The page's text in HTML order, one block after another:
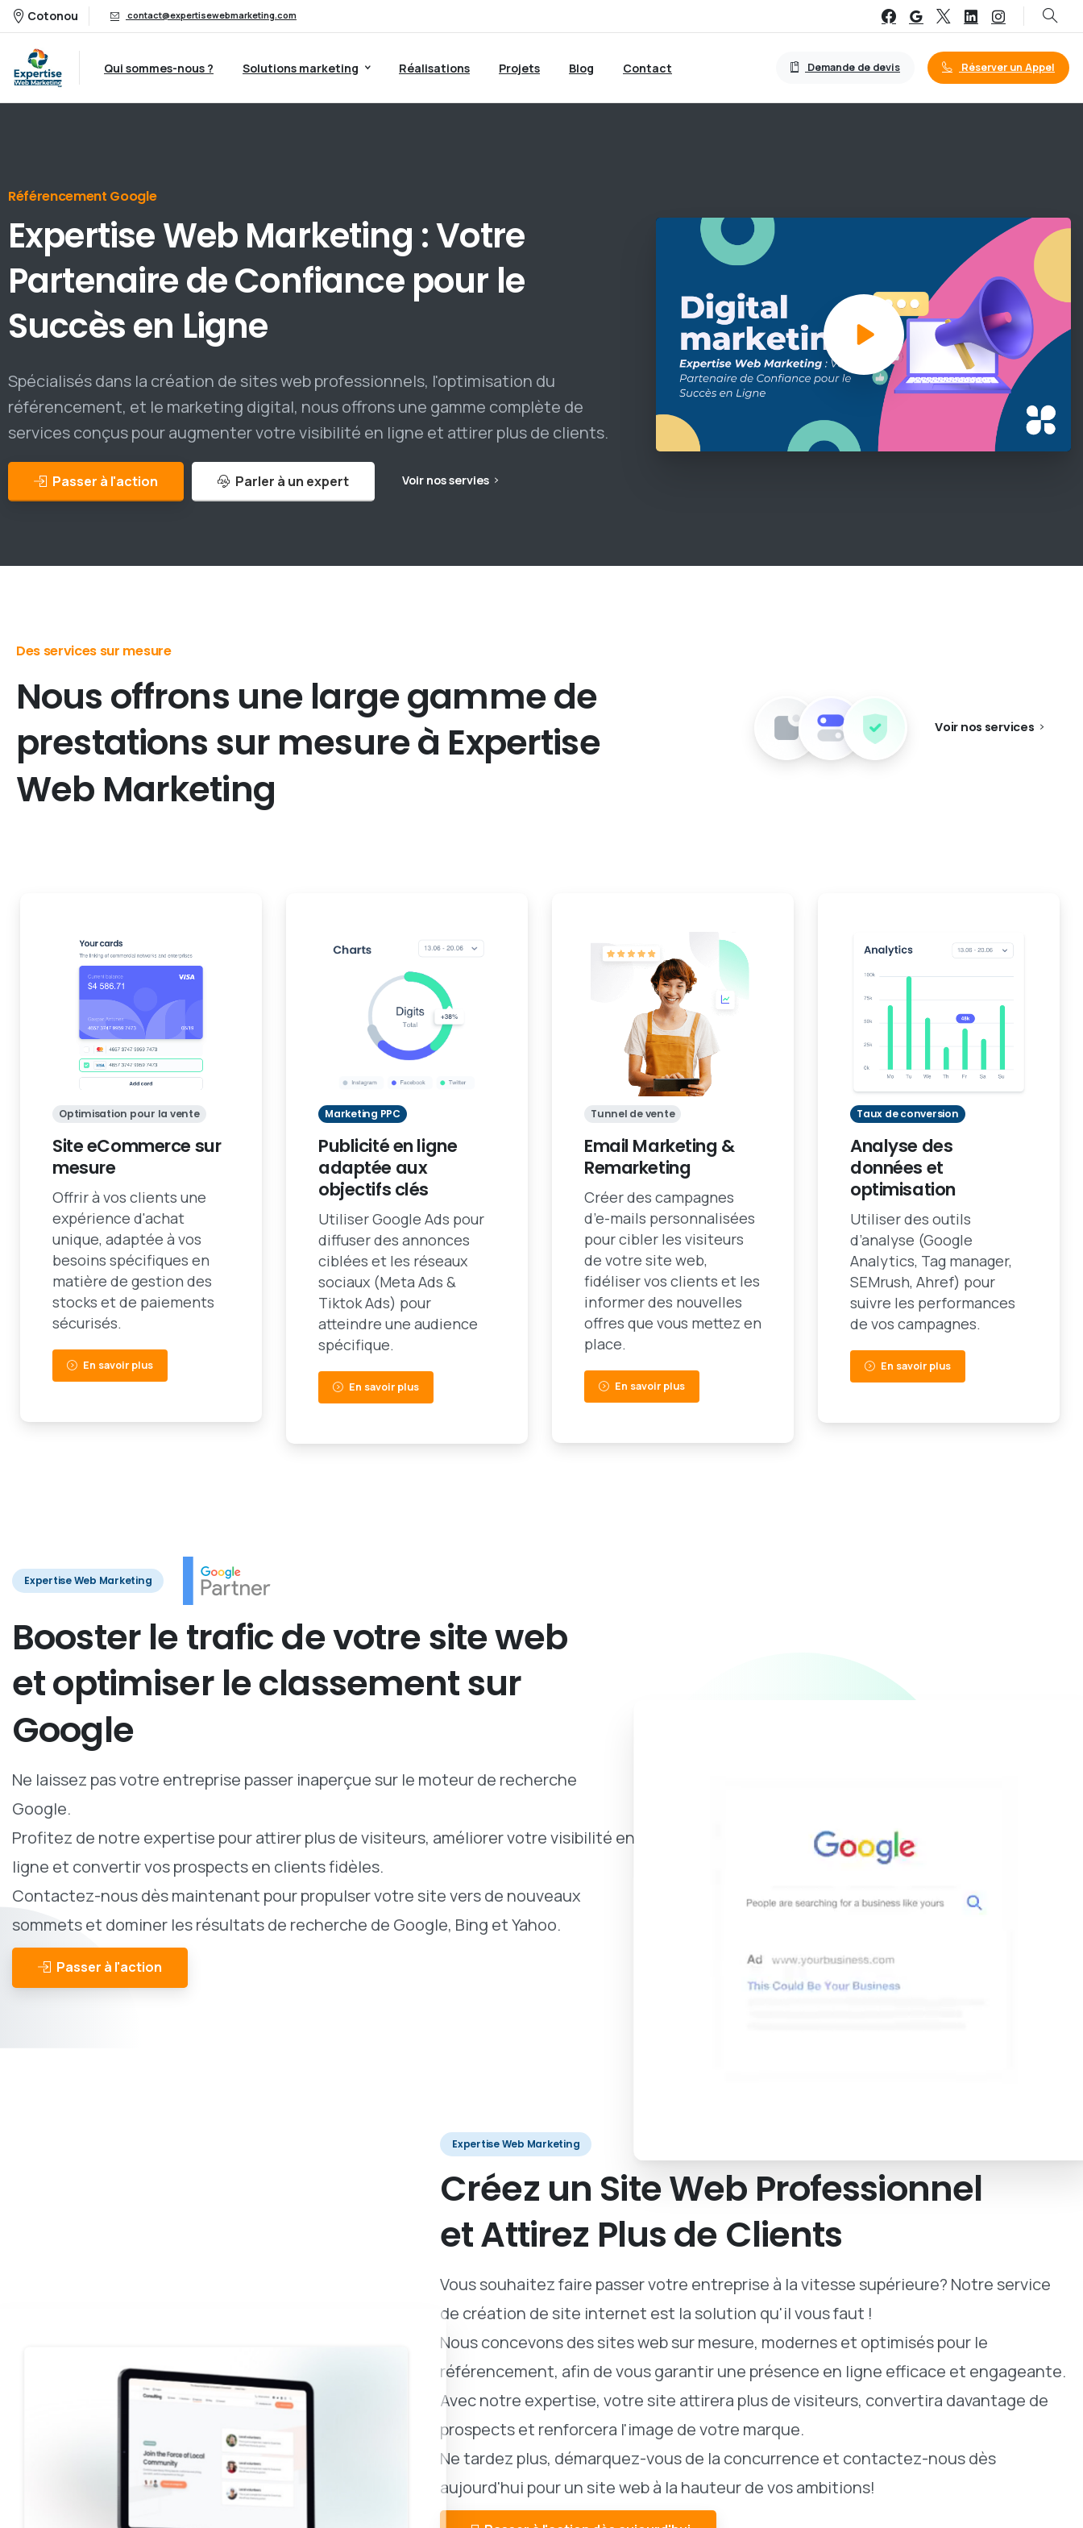
Cotonou contact@expertisewebmarketing.com
Qui sommes-nous ? Solutions marketing Réalisations Projets Blog Contact Demande de devis Réserver un Appel
Référencement Google
ExpertiseWeb Marketing :Votre
PartenairedeConfiance pour le
Succèsen Ligne
Spécialisés dans la création de sites web professionnels, l'optimisation du
référencement, et le marketing digital, nous offrons une gamme complète de
services conçus pour augmenter votre visibilité en ligne et attirer plus de clients.
Passer à l'action Parler à un expert Voir nos servies
Des services sur mesure
Nous offrons une largegammede
prestations sur mesureà Expertise
Web Marketing
Voir nos services
Optimisation pour la vente
Site eCommerce sur
mesure
Offrir à vos clients une
expérience d'achat
unique, adaptée à vos
besoins spécifiques en
matière de gestion des
stocks et de paiements
sécurisés.
En savoir plus
Marketing PPC
Publicité en ligne
adaptée aux
objectifs clés
Utiliser Google Ads pour
diffuser des annonces
ciblées et les réseaux
sociaux (Meta Ads &
Tiktok Ads) pour
atteindre une audience
spécifique.
En savoir plus
Tunnel de vente
Email Marketing &
Remarketing
Créer des campagnes
d’e-mails personnalisées
pour cibler les visiteurs
de votre site web,
fidéliser vos clients et les
informer des nouvelles
offres que vous mettez en
place.
En savoir plus
Taux de conversion
Analyse des
données et
optimisation
Utiliser des outils
d’analyse (Google
Analytics, Tag manager,
SEMrush, Ahref) pour
suivre les performances
de vos campagnes.
En savoir plus
Expertise Web Marketing
Booster letraficdevotresiteweb
etoptimiser leclassementsur
Google
Ne laissez pas votre entreprise passer inaperçue sur le moteur de recherche
Google.
Profitez de notre expertise pour attirer plus de visiteurs, améliorer votre visibilité en
ligne et convertir vos prospects en clients fidèles.
Contactez-nous dès maintenant pour propulser votre site vers de nouveaux
sommets et dominer les résultats de recherche de Google, Bing et Yahoo.
Passer à l'action
Expertise Web Marketing
Créez un SiteWeb Professionnel
etAttirez Plusde Clients
Vous souhaitez faire passer votre entreprise à la vitesse supérieure? Notre service
de création de site internet est la solution qu'il vous faut !
Nous concevons des sites web sur mesure, modernes et optimisés pour le
référencement, afin de vous garantir une présence en ligne efficace et engageante.
Avec notre expertise, votre site attirera plus de visiteurs, convertira davantage de
prospects et renforcera l'image de votre marque.
Ne tardez plus, démarquez-vous de la concurrence et contactez-nous dès
aujourd'hui pour un site web à la hauteur de vos ambitions!